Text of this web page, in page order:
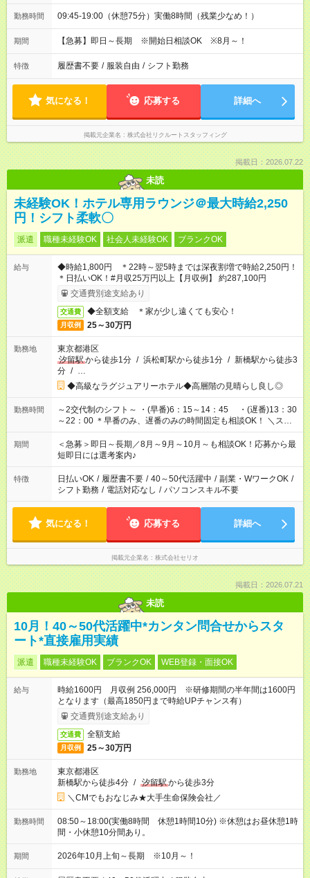
勤務時間 09:45-19:00（休憩75分）実働8時間（残業少なめ！）
期間 【急募】即日～長期 ※開始日相談OK ※8月～！
特徴 履歴書不要 / 服装自由 / シフト勤務
気になる！ 応募する 詳細へ
掲載元企業名 株式会社リクルートスタッフィング
掲載日：2026.07.22
未読
未経験OK！ホテル専用ラウンジ＠最大時給2,250
円！シフト柔軟〇
派遣 職種未経験OK 社会人未経験OK ブランクOK
給与
◆時給1,800円 ＊22時～翌5時までは深夜割増で時給2,250円！
＊日払いOK！#月収25万円以上【月収例】 約287,100円
交通費別途支給あり
交通費 ◆全額支給 ＊家が少し遠くても安心！
月収例 25～30万円
勤務地
東京都港区
汐留駅から徒歩1分 / 浜松町駅から徒歩1分 / 新橋駅から徒歩3
分 / …
◆高級なラグジュアリーホテル◆高層階の見晴らし良し◎
勤務時間
～2交代制のシフト～ ・(早番)6：15～14：45 ・(遅番)13：30
～22：00 ＊早番のみ、遅番のみの時間固定も相談OK！ ＼スタ
ッフさんの声／ 【40代 50代 主婦さん】 仕事復帰するのに、
マイペースで無理なく働ける そんなお仕事に魅力を感じまし
た。 家庭やプライベートを優先できる働き方に助かります♪
期間
＜急募＞即日～長期／8月～9月～10月～も相談OK！応募から最
短即日には選考案内♪
特徴 日払いOK / 履歴書不要 / 40～50代活躍中 / 副業・WワークOK /
シフト勤務 / 電話対応なし / パソコンスキル不要
気になる！ 応募する 詳細へ
掲載元企業名 株式会社セリオ
掲載日：2026.07.21
未読
10月！40～50代活躍中*カンタン問合せからスタ
ート*直接雇用実績
派遣 職種未経験OK ブランクOK WEB登録・面接OK
給与
時給1600円 月収例 256,000円 ※研修期間の半年間は1600円
となります（最高1850円まで時給UPチャンス有）
交通費別途支給あり
交通費 全額支給
月収例 25～30万円
勤務地
東京都港区
新橋駅から徒歩4分 / 汐留駅から徒歩3分
＼CMでもおなじみ★大手生命保険会社／
勤務時間
08:50～18:00(実働8時間 休憩1時間10分) ※休憩はお昼休憩1時
間・小休憩10分間あり。
期間 2026年10月上旬～長期 ※10月～！